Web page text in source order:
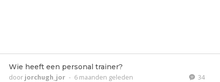
Wie heeft een personal trainer?
door jorchugh_jor - 6 maanden geleden 34